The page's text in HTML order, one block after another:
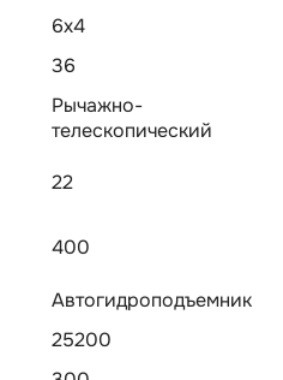
6х4
36
Рычажно-
телескопический
22
400
Автогидроподъемник
25200